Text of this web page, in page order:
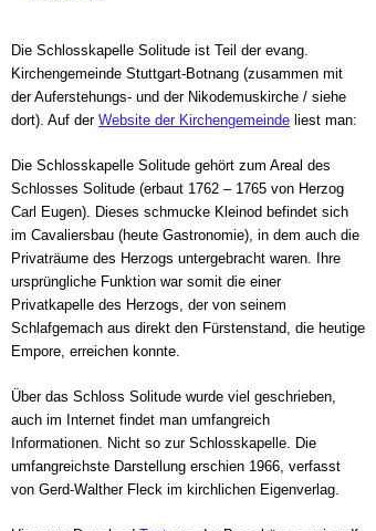
Die Schlosskapelle Solitude ist Teil der evang.
Kirchengemeinde Stuttgart-Botnang (zusammen mit
der Auferstehungs- und der Nikodemuskirche / siehe
dort). Auf der Website der Kirchengemeinde liest man:
Die Schlosskapelle Solitude gehört zum Areal des
Schlosses Solitude (erbaut 1762 – 1765 von Herzog
Carl Eugen). Dieses schmucke Kleinod befindet sich
im Cavaliersbau (heute Gastronomie), in dem auch die
Privaträume des Herzogs untergebracht waren. Ihre
ursprüngliche Funktion war somit die einer
Privatkapelle des Herzogs, der von seinem
Schlafgemach aus direkt den Fürstenstand, die heutige
Empore, erreichen konnte.
Über das Schloss Solitude wurde viel geschrieben,
auch im Internet findet man umfangreich
Informationen. Nicht so zur Schlosskapelle. Die
umfangreichste Darstellung erschien 1966, verfasst
von Gerd-Walther Fleck im kirchlichen Eigenverlag.